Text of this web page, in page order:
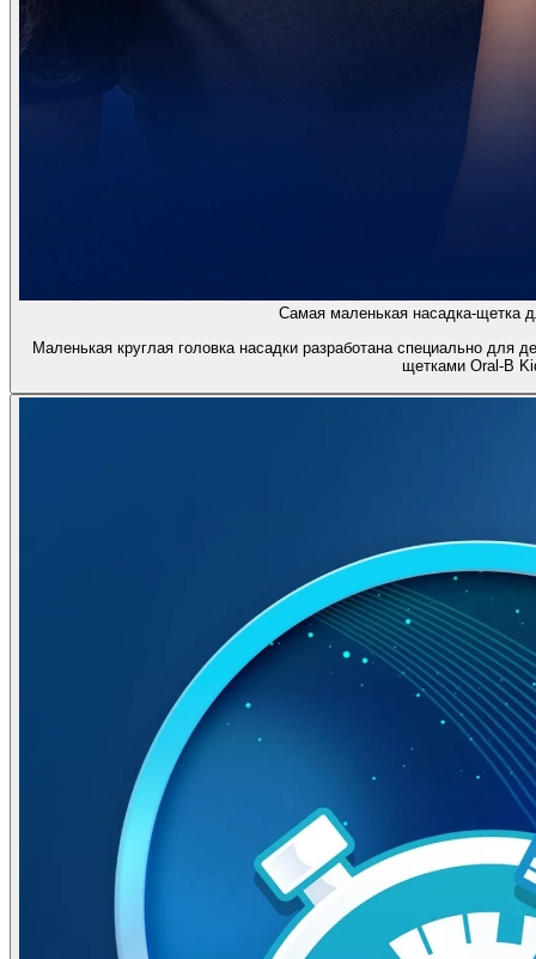
Самая маленькая насадка-щетка
Маленькая круглая головка насадки разработана специально для
щетками Oral-B